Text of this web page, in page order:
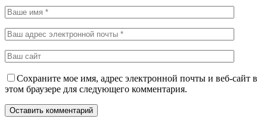
Сохраните мое имя, адрес электронной почты и веб-сайт в
этом браузере для следующего комментария.